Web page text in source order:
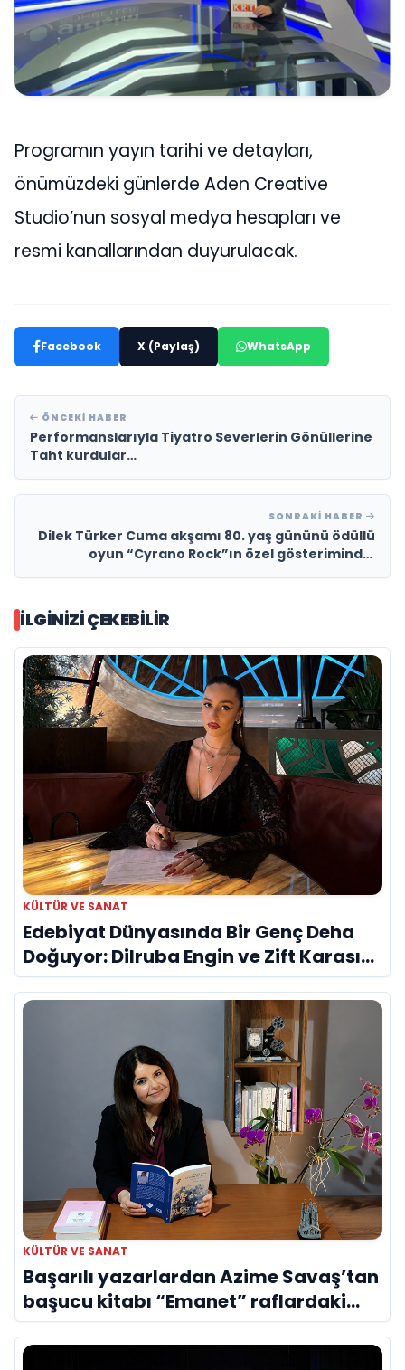
Programın yayın tarihi ve detayları,
önümüzdeki günlerde Aden Creative
Studio’nun sosyal medya hesapları ve
resmi kanallarından duyurulacak.
Facebook X (Paylaş) WhatsApp
ÖNCEKI HABER
Performanslarıyla Tiyatro Severlerin Gönüllerine
Taht kurdular…
SONRAKI HABER
Dilek Türker Cuma akşamı 80. yaş gününü ödüllü
oyun “Cyrano Rock”ın özel gösteriminde,
İLGINIZI ÇEKEBILIR
KÜLTÜR VE SANAT
Edebiyat Dünyasında Bir Genç Deha
Doğuyor: Dilruba Engin ve Zift Karası
Evreni ‘AVENOİR’
KÜLTÜR VE SANAT
Başarılı yazarlardan Azime Savaş’tan
başucu kitabı “Emanet” raflardaki
yerini aldı